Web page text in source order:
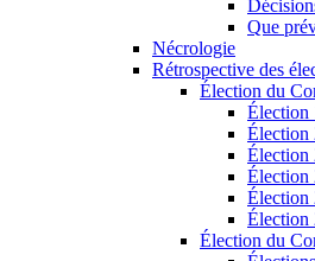
Que
Nécrologie
Rétrospective des
Élection du
Élection
Élection
Élection
Élection
Élection
Élection
Élection du